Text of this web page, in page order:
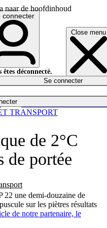
naar de hoofdinhoud
Close menu
connecter
êtes déconnecté.
Se connecter
de 2°C
de portée
22 une demi-douzaine de
sur les piètres résultats
de notre partenaire, le
TRANSPORT